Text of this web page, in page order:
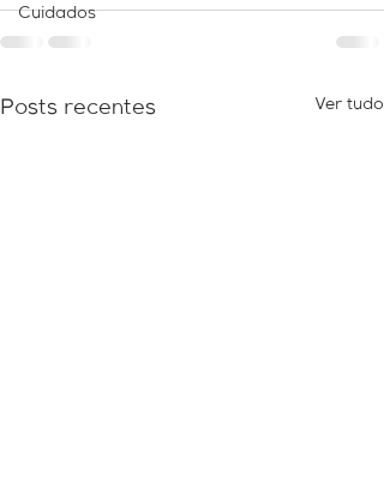
Cuidados
Posts recentes Ver tudo